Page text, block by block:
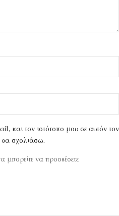
και τον ιστότοπο μου σε αυτόν τον
θα σχολιάσω.
μπορείτε να προσθέσετε